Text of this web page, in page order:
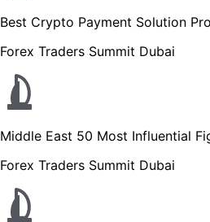
Best Crypto Payment Solution
Forex Traders Summit Dubai
Middle East 50 Most Influential
Forex Traders Summit Dubai